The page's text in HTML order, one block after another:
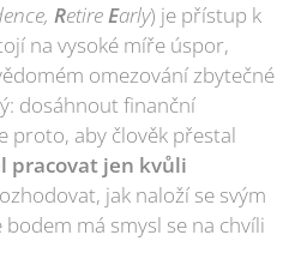
RetireEarly) je přístup k
na vysoké míře úspor,
omezování zbytečné
dosáhnout finanční
proto, aby člověk přestal
pracovat jen kvůli
jak naloží se svým
má smysl se na chvíli